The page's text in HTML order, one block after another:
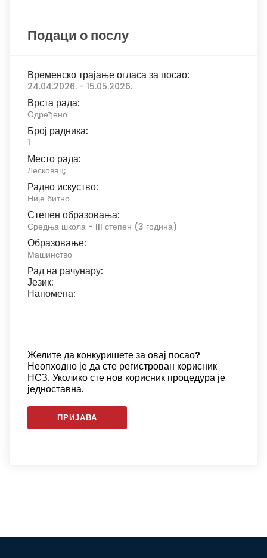
Подаци о послу
Временско трајање огласа за посао:
24.04.2026. - 15.05.2026.
Врста рада:
Одређено
Број радника:
1
Место рада:
Лесковац;
Радно искуство:
Није битно
Степен образовања:
Средња школа - III степен (3 година)
Образовање:
Машинство
Рад на рачунару:
Језик:
Напомена:
Желите да конкуришете за овај посао?
Неопходно је да сте регистрован корисник
НСЗ. Уколико сте нов корисник процедура је
једноставна.
ПРИЈАВА